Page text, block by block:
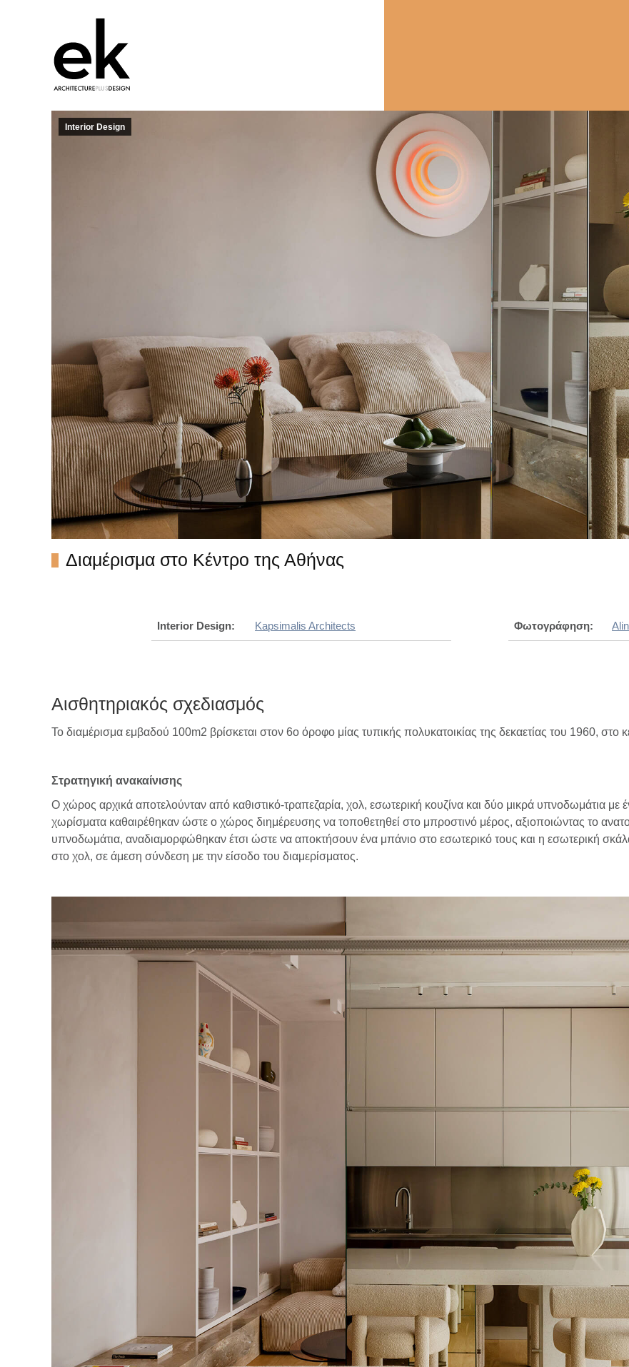
Interior Design
Διαμέρισμα στο Κέντρο της Αθήνας
Interior Design: Kapsimalis Architects Φωτογράφηση:
Αισθητηριακός σχεδιασμός
Το διαμέρισμα εμβαδού 100m2 βρίσκεται στον 6ο όροφο μίας τυπικής πολυκατοικίας της δεκαετίας του 1960,
Στρατηγική ανακαίνισης
Ο χώρος αρχικά αποτελούνταν από καθιστικό-τραπεζαρία, χολ, εσωτερική κουζίνα και δύο μικρά υπνοδωμάτια με
χωρίσματα καθαιρέθηκαν ώστε ο χώρος διημέρευσης να τοποθετηθεί στο μπροστινό μέρος, αξιοποιώντας το
υπνοδωμάτια, αναδιαμορφώθηκαν έτσι ώστε να αποκτήσουν ένα μπάνιο στο εσωτερικό τους και η εσωτερική
στο χολ, σε άμεση σύνδεση με την είσοδο του διαμερίσματος.